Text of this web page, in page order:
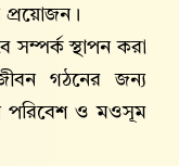
সম্পর্ক স্থাপন করা
গঠনের জন্য
পরিবেশ ও মওসূম